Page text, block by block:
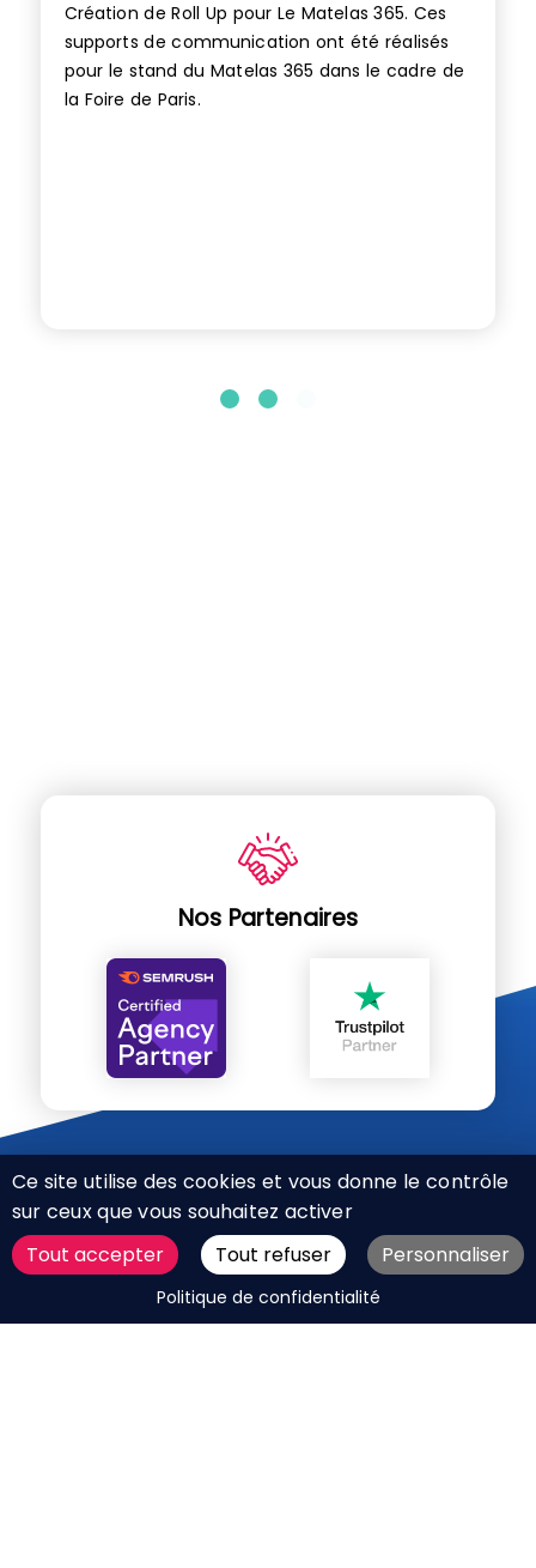
Création de Roll Up pour Le Matelas 365. Ces
supports de communication ont été réalisés
pour le stand du Matelas 365 dans le cadre de
la Foire de Paris.
DEMANDER UN DEVIS
Nos Partenaires
CHARTE RÉSEAUX SOCIAUX
MENTIONS LÉGALES
Ce site utilise des cookies et vous donne le contrôle
sur ceux que vous souhaitez activer
Tout accepter
Tout refuser Personnaliser
Politique de confidentialité